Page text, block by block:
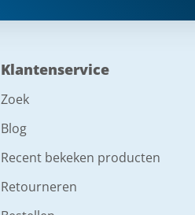
Klantenservice
Zoek
Blog
Recent bekeken producten
Retourneren